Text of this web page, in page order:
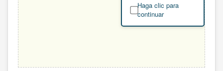
Haga clic para
continuar